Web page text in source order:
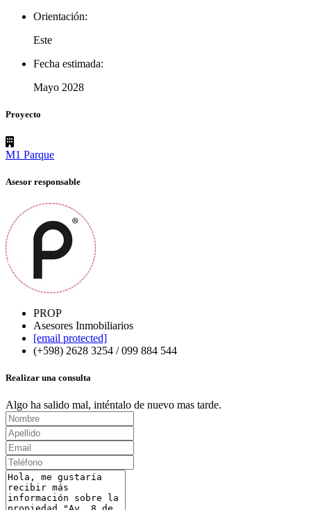
Orientación:
Este
Fecha estimada:
Mayo 2028
Proyecto
M1 Parque
Asesor responsable
PROP
Asesores Inmobiliarios
[email protected]
(+598) 2628 3254 / 099 884 544
Realizar una consulta
Algo ha salido mal, inténtalo de nuevo mas tarde.